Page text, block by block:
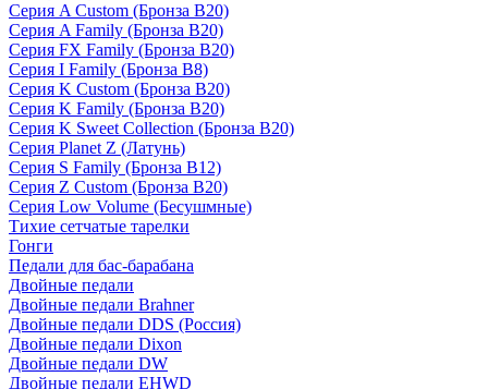
Серия A Custom (Бронза B20)
Серия A Family (Бронза B20)
Серия FX Family (Бронза B20)
Серия I Family (Бронза B8)
Серия K Custom (Бронза B20)
Серия K Family (Бронза B20)
Серия K Sweet Collection (Бронза B20)
Серия Planet Z (Латунь)
Серия S Family (Бронза B12)
Серия Z Custom (Бронза B20)
Серия Low Volume (Бесушмные)
Тихие сетчатые тарелки
Гонги
Педали для бас-барабана
Двойные педали
Двойные педали Brahner
Двойные педали DDS (Россия)
Двойные педали Dixon
Двойные педали DW
Двойные педали EHWD